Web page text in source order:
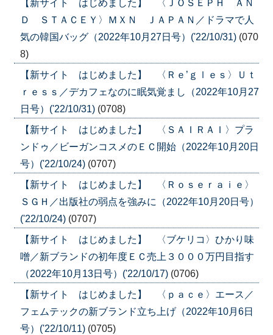
【新サイト はじめました】 〈ＪＯＳＥＰＨ ＡＮ
Ｄ ＳＴＡＣＥＹ〉ＭＸＮ ＪＡＰＡＮ／ドラマで人
気の韓国バッグ（2022年10月27日号）('22/10/31) (070
8)
【新サイト はじめました】 〈Ｒｅ’ｇｌｅｓ〉Ｕｔ
ｒｅｓｓ／デカフェなのに眠気覚まし（2022年10月27
日号）('22/10/31) (0708)
【新サイト はじめました】 〈ＳＡＩＲＡＩ〉プラ
ンドゥ／ビーガンコスメのＥＣ開始（2022年10月20日
号）('22/10/24) (0707)
【新サイト はじめました】 〈Ｒｏｓｅｒａｉｅ〉
ＳＧＨ／出版社の弱点を強みに（2022年10月20日号）
('22/10/24) (0707)
【新サイト はじめました】 〈ブケリコ〉ひかり味
噌／新ブランドの初年度ＥＣ売上３０００万円目指す
（2022年10月13日号）('22/10/17) (0706)
【新サイト はじめました】 〈ｐａｃｅ〉エース／
フェムテックの新ブランド立ち上げ（2022年10月6日
号）('22/10/11) (0705)